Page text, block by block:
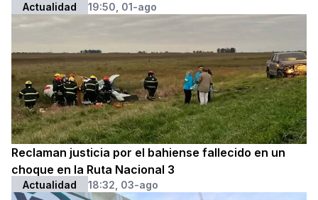
Actualidad 19:50, 01-ago
Reclaman justicia por el bahiense fallecido en un
choque en la Ruta Nacional 3
Actualidad 18:32, 03-ago